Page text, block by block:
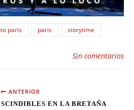
paris paris storytime
Sin comentarios
ANTERIOR
EN LA BRETAÑA